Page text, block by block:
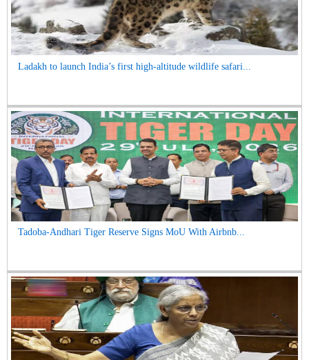
Ladakh to launch India’s first high-altitude wildlife safari...
Tadoba-Andhari Tiger Reserve Signs MoU With Airbnb...